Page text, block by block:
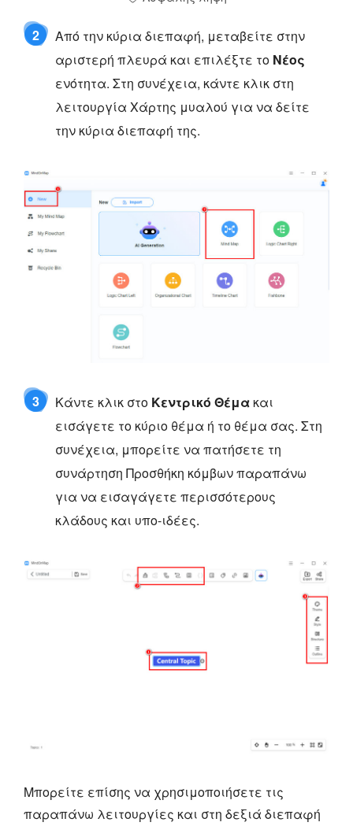
2
Από την κύρια διεπαφή, μεταβείτε στην
αριστερή πλευρά και επιλέξτε το Νέος
ενότητα. Στη συνέχεια, κάντε κλικ στη
λειτουργία Χάρτης μυαλού για να δείτε
την κύρια διεπαφή της.
3 Κάντε κλικ στο Κεντρικό Θέμα και
εισάγετε το κύριο θέμα ή το θέμα σας. Στη
συνέχεια, μπορείτε να πατήσετε τη
συνάρτηση Προσθήκη κόμβων παραπάνω
για να εισαγάγετε περισσότερους
κλάδους και υπο-ιδέες.
Μπορείτε επίσης να χρησιμοποιήσετε τις
παραπάνω λειτουργίες και στη δεξιά διεπαφή